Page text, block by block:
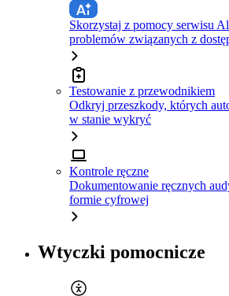
Skorzystaj z pomocy serwisu
problemów związanych z
Testowanie z przewodnikiem
Odkryj przeszkody, których
w stanie wykryć
Kontrole ręczne
Dokumentowanie ręcznych
formie cyfrowej
Wtyczki pomocnicze